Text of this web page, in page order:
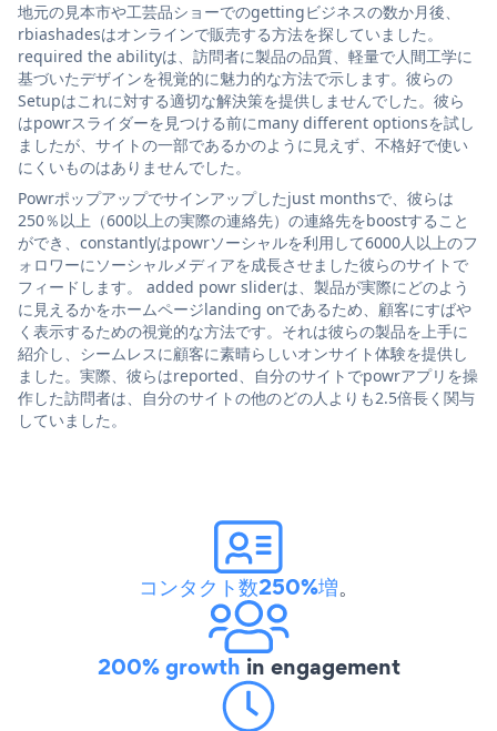
地元の見本市や工芸品ショーでのgettingビジネスの数か月後、
rbiashadesはオンラインで販売する方法を探していました。
required the abilityは、訪問者に製品の品質、軽量で人間工学に
基づいたデザインを視覚的に魅力的な方法で示します。彼らの
Setupはこれに対する適切な解決策を提供しませんでした。彼ら
はpowrスライダーを見つける前にmany different optionsを試し
ましたが、サイトの一部であるかのように見えず、不格好で使い
にくいものはありませんでした。
Powrポップアップでサインアップしたjust monthsで、彼らは
250％以上（600以上の実際の連絡先）の連絡先をboostすること
ができ、constantlyはpowrソーシャルを利用して6000人以上のフ
ォロワーにソーシャルメディアを成長させました彼らのサイトで
フィードします。 added powr sliderは、製品が実際にどのよう
に見えるかをホームページlanding onであるため、顧客にすばや
く表示するための視覚的な方法です。それは彼らの製品を上手に
紹介し、シームレスに顧客に素晴らしいオンサイト体験を提供し
ました。実際、彼らはreported、自分のサイトでpowrアプリを操
作した訪問者は、自分のサイトの他のどの人よりも2.5倍長く関与
していました。
コンタクト数250%増。
200% growth in engagement